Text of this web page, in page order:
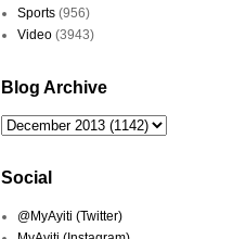
Sports (956)
Video (3943)
Blog Archive
Social
@MyAyiti (Twitter)